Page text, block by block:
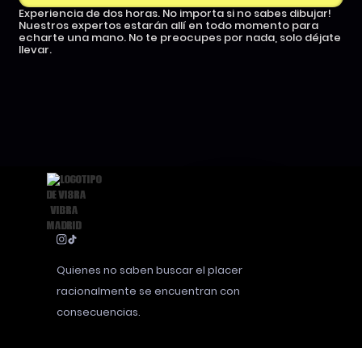
Experiencia de dos horas. No importa si no sabes dibujar!
Nuestros expertos estarán allí en todo momento para
echarte una mano. No te preocupes por nada, solo déjate
llevar.
Quienes no saben buscar el placer
racionalmente se encuentran con
consecuencias.